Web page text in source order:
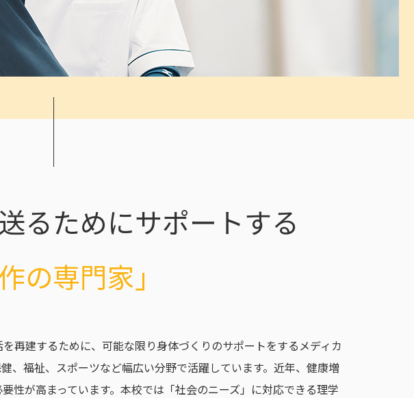
るためにサポートする
の専門家」
再建するために、可能な限り身体づくりのサポートをするメディカ
、福祉、スポーツなど幅広い分野で活躍しています。近年、健康増
性が高まっています。本校では「社会のニーズ」に対応できる理学